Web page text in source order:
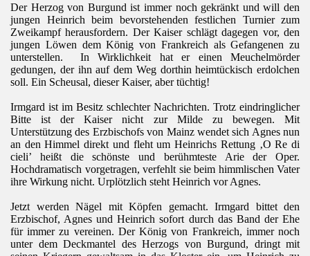
Der Herzog von Burgund ist immer noch gekränkt und will den
jungen Heinrich beim bevorstehenden festlichen Turnier zum
Zweikampf herausfordern. Der Kaiser schlägt dagegen vor, den
jungen Löwen dem König von Frankreich als Gefangenen zu
unterstellen.
In Wirklichkeit hat er einen Meuchelmörder
gedungen, der ihn auf dem Weg dorthin heimtückisch erdolchen
soll. Ein Scheusal, dieser Kaiser, aber tüchtig!
Irmgard ist im Besitz schlechter Nachrichten. Trotz eindringlicher
Bitte ist der Kaiser nicht zur Milde zu bewegen. Mit
Unterstützung des Erzbischofs von Mainz wendet sich Agnes nun
an den Himmel direkt und fleht um Heinrichs Rettung ‚O Re di
cieli’ heißt die schönste und berühmteste Arie der Oper.
Hochdramatisch vorgetragen, verfehlt sie beim himmlischen Vater
ihre Wirkung nicht. Urplötzlich steht Heinrich vor Agnes.
Jetzt werden Nägel mit Köpfen gemacht. Irmgard bittet den
Erzbischof, Agnes und Heinrich sofort durch das Band der Ehe
für immer zu vereinen. Der König von Frankreich, immer noch
unter dem Deckmantel des Herzogs von Burgund, dringt mit